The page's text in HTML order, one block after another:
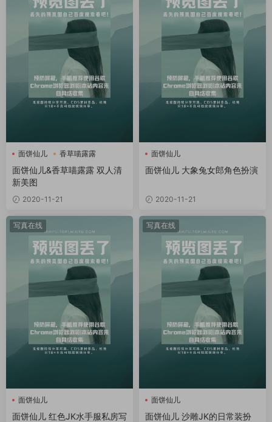
面饼仙儿 香草喵露露
面饼仙儿&香草喵露露 双人清
新美图
2020-11-21
面饼仙儿
面饼仙儿 大象兔女郎角色扮演
2020-11-21
写真在线
面饼仙儿
面饼仙儿 红色JK水手服私房写
写真在线
面饼仙儿
面饼仙儿 沙雕JK的日常装扮